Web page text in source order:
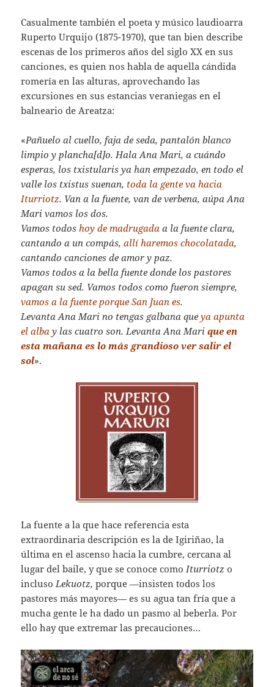
Casualmente también el poeta y músico laudioarra
Ruperto Urquijo (1875-1970), que tan bien describe
escenas de los primeros años del siglo XX en sus
canciones, es quien nos habla de aquella cándida
romería en las alturas, aprovechando las
excursiones en sus estancias veraniegas en el
balneario de Areatza:
«Pañuelo al cuello, faja de seda, pantalón blanco
limpio y plancha[d]o. Hala Ana Mari, a cuándo
esperas, los txistularis ya han empezado, en todo el
valle los txistus suenan, toda la gente va hacia
Iturriotz. Van a la fuente, van de verbena, aúpa Ana
Mari vamos los dos.
Vamos todoshoy de madrugada a la fuente clara,
cantando a un compás,allí haremos chocolatada,
cantando canciones de amor y paz.
Vamos todos a la bella fuente donde los pastores
apagan su sed. Vamos todos como fueron siempre,
vamos a la fuente porque San Juan es.
Levanta Ana Mari no tengas galbana queya apunta
el alba y las cuatro son. Levanta Ana Marique en
esta mañana es lo más grandioso ver salir el
sol».
La fuente a la que hace referencia esta
extraordinaria descripción es la de Igiriñao, la
última en el ascenso hacia la cumbre, cercana al
lugar del baile, y que se conoce comoIturriotz o
inclusoLekuotz, porque —insisten todos los
pastores más mayores— es su agua tan fría que a
mucha gente le ha dado un pasmo al beberla. Por
ello hay que extremar las precauciones…